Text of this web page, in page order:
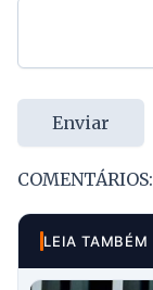
Enviar
COMENTÁRIOS:
LEIA TAMBÉM